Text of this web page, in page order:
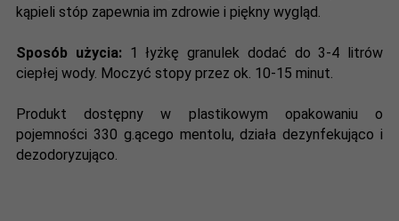
kąpieli stóp zapewnia im zdrowie i piękny wygląd.
Sposób użycia: 1 łyżkę granulek dodać do 3-4 litrów
ciepłej wody. Moczyć stopy przez ok. 10-15 minut.
Produkt dostępny w plastikowym opakowaniu o
pojemności 330 g.ącego mentolu, działa dezynfekująco i
dezodoryzująco.